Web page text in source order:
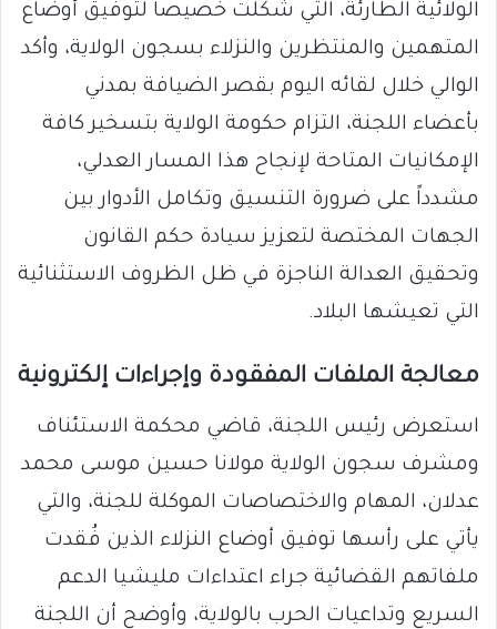
الولائية الطارئة، التي شُكِّلت خصيصاً لتوفيق أوضاع
المتهمين والمنتظرين والنزلاء بسجون الولاية، وأكد
الوالي خلال لقائه اليوم بقصر الضيافة بمدني
بأعضاء اللجنة، التزام حكومة الولاية بتسخير كافة
الإمكانيات المتاحة لإنجاح هذا المسار العدلي،
مشدداً على ضرورة التنسيق وتكامل الأدوار بين
الجهات المختصة لتعزيز سيادة حكم القانون
وتحقيق العدالة الناجزة في ظل الظروف الاستثنائية
التي تعيشها البلاد.
​معالجة الملفات المفقودة وإجراءات إلكترونية
​استعرض رئيس اللجنة، قاضي محكمة الاستئناف
ومشرف سجون الولاية مولانا حسين موسى محمد
عدلان، المهام والاختصاصات الموكلة للجنة، والتي
يأتي على رأسها توفيق أوضاع النزلاء الذين فُقدت
ملفاتهم القضائية جراء اعتداءات مليشيا الدعم
السريع وتداعيات الحرب بالولاية، وأوضح أن اللجنة